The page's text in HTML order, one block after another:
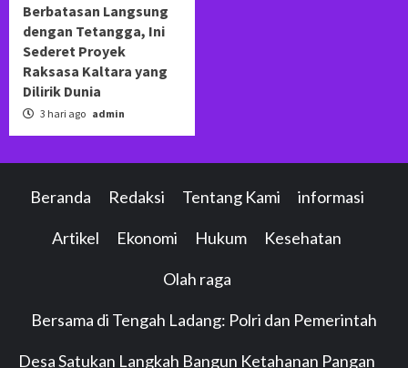
Berbatasan Langsung
dengan Tetangga, Ini
Sederet Proyek
Raksasa Kaltara yang
Dilirik Dunia
3 hari ago admin
Beranda Redaksi Tentang Kami informasi
Artikel Ekonomi Hukum Kesehatan
Olah raga
Bersama di Tengah Ladang: Polri dan Pemerintah
Desa Satukan Langkah Bangun Ketahanan Pangan